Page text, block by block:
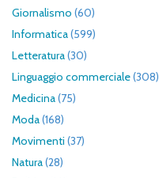
Giornalismo (60)
Informatica(599)
Letteratura(30)
Linguaggio commerciale(308)
Medicina(75)
Moda(168)
Movimenti (37)
Natura(28)